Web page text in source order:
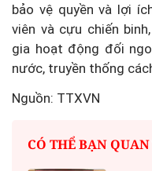
bảo vệ quyền và lợi
viên và cựu chiến
gia hoạt động đối
nước, truyền thống
Nguồn: TTXVN
CÓ THỂ BẠN